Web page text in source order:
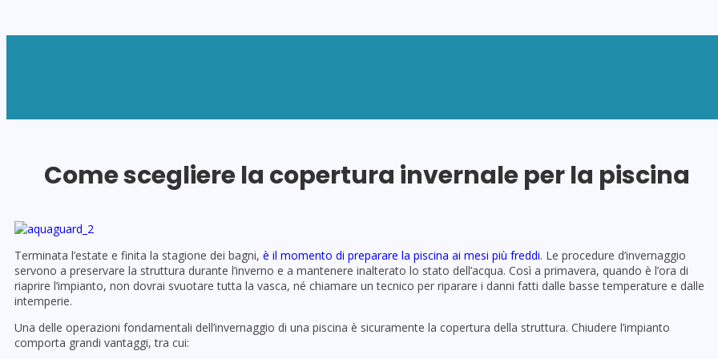
Come scegliere la copertura invernale per la piscina
Terminata l’estate e finita la stagione dei bagni, è il momento di preparare la piscina ai mesi più freddi. Le procedure d’invernaggio
servono a preservare la struttura durante l’inverno e a mantenere inalterato lo stato dell’acqua. Così a primavera, quando è l’ora di
riaprire l’impianto, non dovrai svuotare tutta la vasca, né chiamare un tecnico per riparare i danni fatti dalle basse temperature e dalle
intemperie.
Una delle operazioni fondamentali dell’invernaggio di una piscina è sicuramente la copertura della struttura. Chiudere l’impianto
comporta grandi vantaggi, tra cui: